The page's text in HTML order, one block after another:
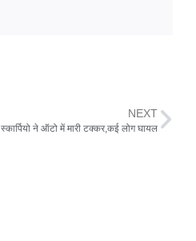
NEXT
स्कार्पियो ने ऑटो में मारी टक्कर,कई लोग घायल